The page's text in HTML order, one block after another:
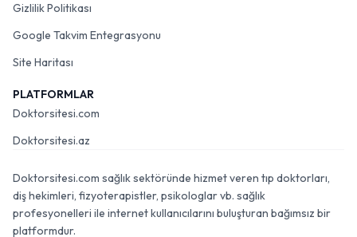
Gizlilik Politikası
Google Takvim Entegrasyonu
Site Haritası
PLATFORMLAR
Doktorsitesi.com
Doktorsitesi.az
Doktorsitesi.com sağlık sektöründe hizmet veren tıp doktorları,
diş hekimleri, fizyoterapistler, psikologlar vb. sağlık
profesyonelleri ile internet kullanıcılarını buluşturan bağımsız bir
platformdur.